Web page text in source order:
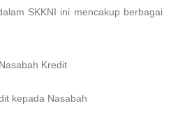
SKKNI ini mencakup berbagai
Kredit
kepada Nasabah